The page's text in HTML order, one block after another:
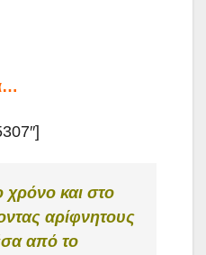
χρόνο και στο
αρίφνητους
από το